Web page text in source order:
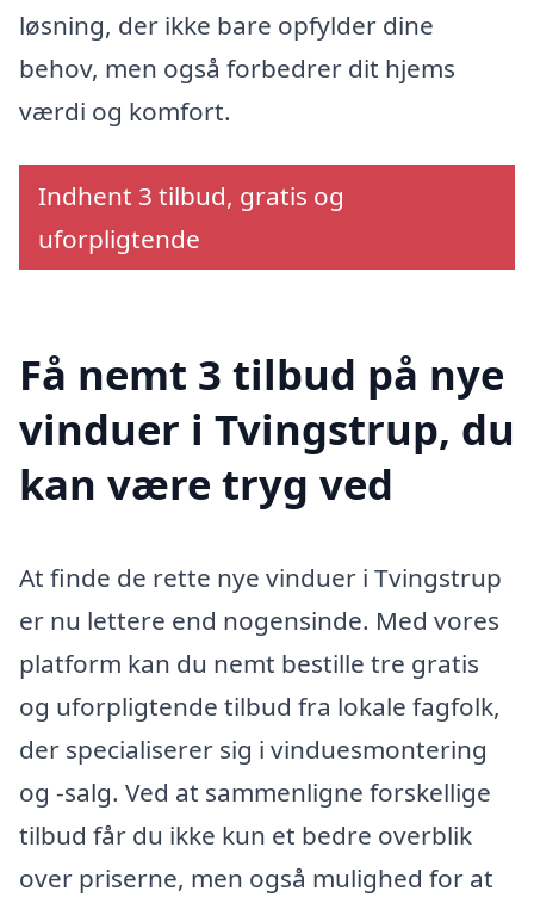
løsning, der ikke bare opfylder dine
behov, men også forbedrer dit hjems
værdi og komfort.
Indhent 3 tilbud, gratis og
uforpligtende
Få nemt 3 tilbud på nye
vinduer i Tvingstrup, du
kan være tryg ved
At finde de rette nye vinduer i Tvingstrup
er nu lettere end nogensinde. Med vores
platform kan du nemt bestille tre gratis
og uforpligtende tilbud fra lokale fagfolk,
der specialiserer sig i vinduesmontering
og -salg. Ved at sammenligne forskellige
tilbud får du ikke kun et bedre overblik
over priserne, men også mulighed for at